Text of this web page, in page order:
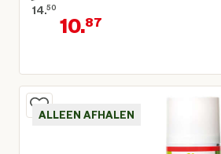
14.50
Oorspronkelijke prijs € 14,50
10.87
Huidige
ALLEEN AFHALEN